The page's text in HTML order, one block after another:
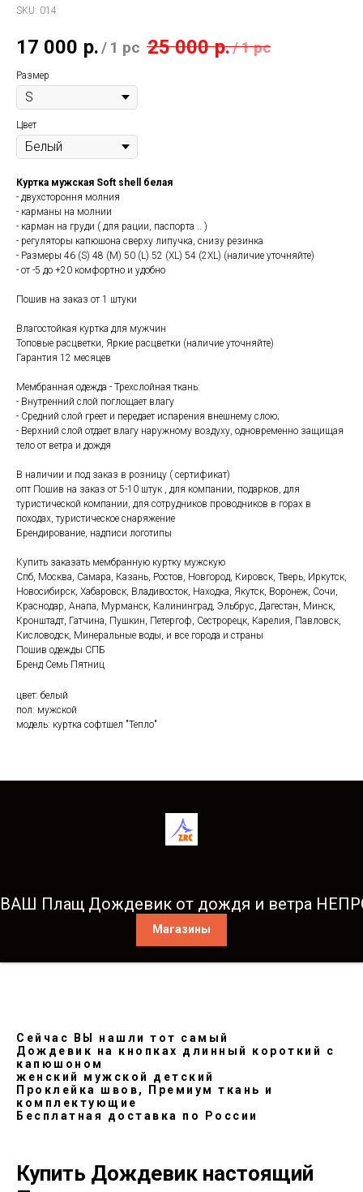
SKU: 014
17 000 р./ 1 pc 25 000 р./1 pc
Размер
Цвет
Куртка мужская Soft shell белая
- двухстороння молния
- карманы на молнии
- карман на груди ( для рации, паспорта .. )
- регуляторы капюшона сверху липучка, снизу резинка
- Размеры 46 (S) 48 (M) 50 (L) 52 (XL) 54 (2XL) (наличие уточняйте)
- от -5 до +20 комфортно и удобно
Пошив на заказ от 1 штуки
Влагостойкая куртка для мужчин
Топовые расцветки, Яркие расцветки (наличие уточняйте)
Гарантия 12 месяцев
Мембранная одежда - Трехслойная ткань:
- Внутренний слой поглощает влагу
- Средний слой греет и передает испарения внешнему слою;
- Верхний слой отдает влагу наружному воздуху, одновременно защищая
тело от ветра и дождя
В наличии и под заказ в розницу ( сертификат)
опт Пошив на заказ от 5-10 штук , для компании, подарков, для
туристической компании, для сотрудников проводников в горах в
походах, туристическое снаряжение
Брендирование, надписи логотипы
Купить заказать мембранную куртку мужскую
Спб, Москва, Самара, Казань, Ростов, Новгород, Кировск, Тверь, Иркутск,
Новосибирск, Хабаровск, Владивосток, Находка, Якутск, Воронеж, Сочи,
Краснодар, Анапа, Мурманск, Калининград, Эльбрус, Дагестан, Минск,
Кронштадт, Гатчина, Пушкин, Петергоф, Сестрорецк, Карелия, Павловск,
Кисловодск, Минеральные воды, и все города и страны​
Пошив одежды СПБ
Бренд Семь Пятниц
цвет: белый
пол: мужской
модель: куртка софтшел "Тепло"
ВАШ Плащ Дождевик от дождя и ветра
Магазины
Сейчас ВЫ нашли тот самый
Дождевик на кнопках длинный короткий с
капюшоном
женский мужской детский
Проклейка швов, Премиум ткань и
комплектующие
Бесплатная доставка по России
Купить Дождевик настоящий